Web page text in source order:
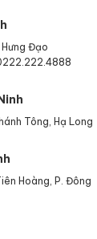
Đạo
Tông, Hạ Long
Hoàng, P. Đông